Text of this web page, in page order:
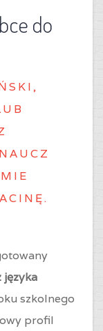
do
języka
szkolnego
profil